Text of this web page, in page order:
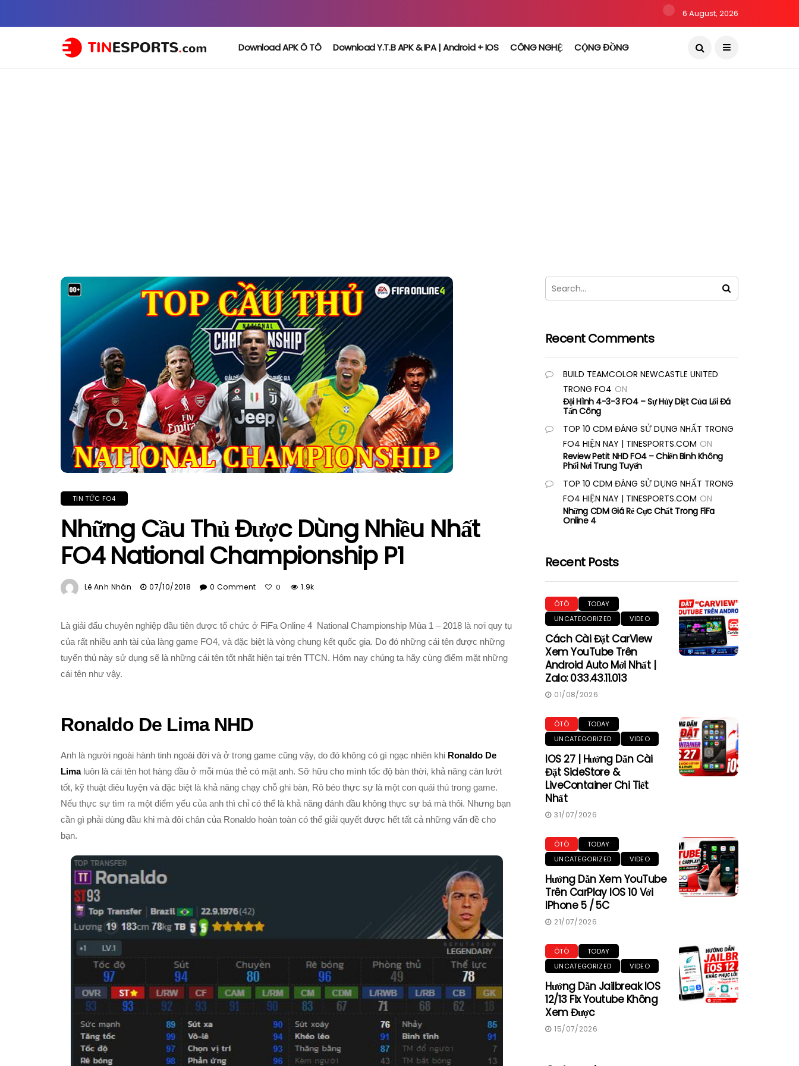
6 August, 2026
Download APK Ô TÔ Download Y.T.B APK & IPA | Android + IOS CÔNG NGHỆ CỘNG ĐỒNG
TIN TỨC FO4
Những Cầu Thủ Được Dùng Nhiều Nhất
FO4 National Championship P1
Lê Anh Nhân 07/10/2018 0 Comment 0 1.9k
Là giải đấu chuyên nghiệp đầu tiên được tổ chức ở FiFa Online 4 National Championship Mùa 1 – 2018 là nơi quy tụ
của rất nhiều anh tài của làng game FO4, và đặc biệt là vòng chung kết quốc gia. Do đó những cái tên được những
tuyển thủ này sử dụng sẽ là những cái tên tốt nhất hiện tại trên TTCN. Hôm nay chúng ta hãy cùng điểm mặt những
cái tên như vậy.
Ronaldo De Lima NHD
Anh là người ngoài hành tinh ngoài đời và ở trong game cũng vậy, do đó không có gì ngạc nhiên khi Ronaldo De
Limaluôn là cái tên hot hàng đầu ở mỗi mùa thẻ có mặt anh. Sỡ hữu cho mình tốc độ bàn thời, khả năng càn lướt
tốt, kỹ thuật điêu luyện và đặc biệt là khả năng chạy chỗ ghi bàn, Rô béo thực sự là một con quái thú trong game.
Nếu thực sự tìm ra một điểm yếu của anh thì chỉ có thể là khả năng đánh đầu không thực sự bá mà thôi. Nhưng bạn
cần gì phải dùng đầu khi mà đôi chân của Ronaldo hoàn toàn có thể giải quyết được hết tất cả những vấn đề cho
bạn.
Recent Comments
BUILD TEAMCOLOR NEWCASTLE UNITED
TRONG FO4 ON
Đội Hình 4-3-3 FO4 – Sự Hủy Diệt Của Lối Đá
Tấn Công
TOP 10 CDM ĐÁNG SỬ DỤNG NHẤT TRONG
FO4 HIỆN NAY | TINESPORTS.COM ON
Review Petit NHD FO4 – Chiến Binh Không
Phổi Nơi Trung Tuyến
TOP 10 CDM ĐÁNG SỬ DỤNG NHẤT TRONG
FO4 HIỆN NAY | TINESPORTS.COM ON
Những CDM Giá Rẻ Cực Chất Trong FiFa
Online 4
Recent Posts
ÔTÔ
TODAY
UNCATEGORIZED
VIDEO
Cách Cài Đặt CarView
Xem YouTube Trên
Android Auto Mới Nhất |
Zalo: 033.43.11.013
01/08/2026
ÔTÔ
TODAY
UNCATEGORIZED
VIDEO
IOS 27 | Hướng Dẫn Cài
Đặt SideStore &
LiveContainer Chi Tiết
Nhất
31/07/2026
ÔTÔ
TODAY
UNCATEGORIZED
VIDEO
Hướng Dẫn Xem YouTube
Trên CarPlay IOS 10 Với
IPhone 5 / 5C
21/07/2026
ÔTÔ
TODAY
UNCATEGORIZED
VIDEO
Hướng Dẫn Jailbreak IOS
12/13 Fix Youtube Không
Xem Được
15/07/2026